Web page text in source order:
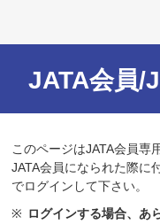
JATA会員/
このページはJATA会員専
JATA会員になられた際に
でログインして下さい。
※ ログインする場合、あ